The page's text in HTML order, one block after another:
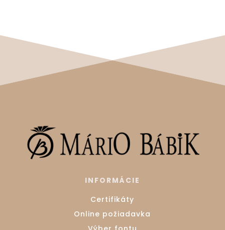
INFORMÁCIE
Certifikáty
Online požiadavka